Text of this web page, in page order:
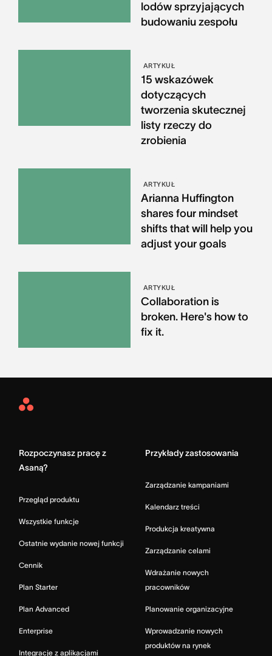
lodów sprzyjających
budowaniu zespołu
ARTYKUŁ
15 wskazówek
dotyczących
tworzenia skutecznej
listy rzeczy do
zrobienia
ARTYKUŁ
Arianna Huffington
shares four mindset
shifts that will help you
adjust your goals
ARTYKUŁ
Collaboration is
broken. Here's how to
fix it.
Asana
Rozpoczynasz pracę z
Asaną?
Przegląd produktu
Wszystkie funkcje
Ostatnie wydanie nowej funkcji
Cennik
Plan Starter
Plan Advanced
Enterprise
Integracje z aplikacjami
Przykłady zastosowania
Zarządzanie kampaniami
Kalendarz treści
Produkcja kreatywna
Zarządzanie celami
Wdrażanie nowych
pracowników
Planowanie organizacyjne
Wprowadzanie nowych
produktów na rynek